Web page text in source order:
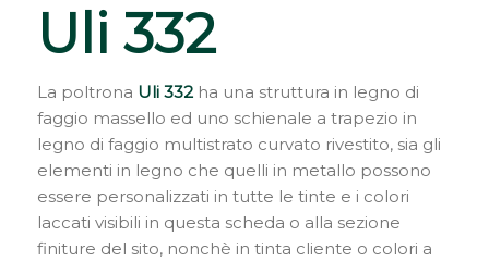
Uli 332
La poltrona Uli 332 ha una struttura in legno di
faggio massello ed uno schienale a trapezio in
legno di faggio multistrato curvato rivestito, sia gli
elementi in legno che quelli in metallo possono
essere personalizzati in tutte le tinte e i colori
laccati visibili in questa scheda o alla sezione
finiture del sito, nonchè in tinta cliente o colori a